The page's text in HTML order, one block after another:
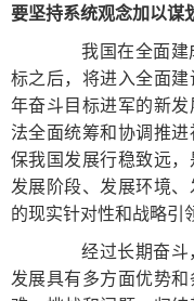
要坚持系统观念加以谋
我国在全面建
标之后，将进入全面
年奋斗目标进军的新
法全面统筹和协调推
保我国发展行稳致远
发展阶段、发展环境
的现实针对性和战略引
经过长期奋斗
发展具有多方面优势